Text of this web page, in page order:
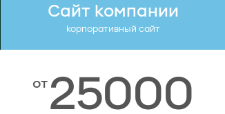
Сайт компании
корпоративный сайт
от25000